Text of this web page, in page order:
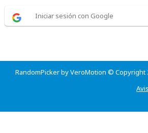
Iniciar sesión con Google
RandomPicker by VeroMotion © Copyright